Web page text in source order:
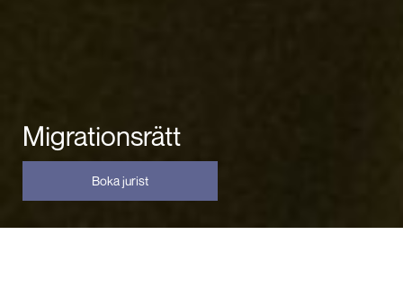
Migrationsrätt
Boka jurist